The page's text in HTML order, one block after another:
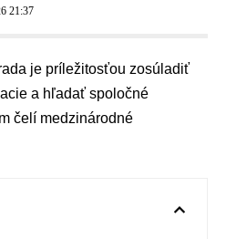
21:37
je príležitosťou zosúladiť
a hľadať spoločné
čelí medzinárodné